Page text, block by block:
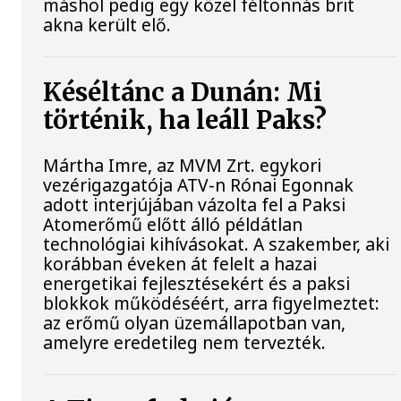
akna került elő.
Késéltánc a Dunán: Mi
történik, ha leáll Paks?
Mártha Imre, az MVM Zrt. egykori
vezérigazgatója ATV-n Rónai Egonnak
adott interjújában vázolta fel a Paksi
Atomerőmű előtt álló példátlan
technológiai kihívásokat. A szakember, aki
korábban éveken át felelt a hazai
energetikai fejlesztésekért és a paksi
blokkok működéséért, arra figyelmeztet:
az erőmű olyan üzemállapotban van,
amelyre eredetileg nem tervezték.